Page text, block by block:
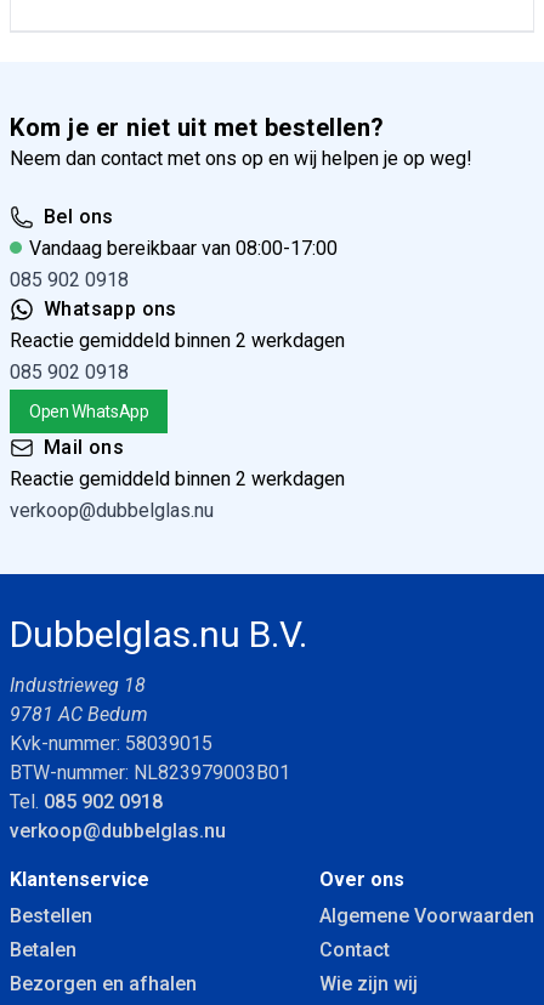
Kom je er niet uit met bestellen?
Neem dan contact met ons op en wij helpen je op weg!
Bel ons
Vandaag bereikbaar van 08:00-17:00
085 902 0918
Whatsapp ons
Reactie gemiddeld binnen 2 werkdagen
085 902 0918
Open WhatsApp
Mail ons
Reactie gemiddeld binnen 2 werkdagen
verkoop@dubbelglas.nu
Dubbelglas.nu B.V.
Industrieweg 18
9781 AC Bedum
Kvk-nummer: 58039015
BTW-nummer: NL823979003B01
Tel. 085 902 0918
verkoop@dubbelglas.nu
Klantenservice
Bestellen
Betalen
Bezorgen en afhalen
Over ons
Algemene Voorwaarden
Contact
Wie zijn wij